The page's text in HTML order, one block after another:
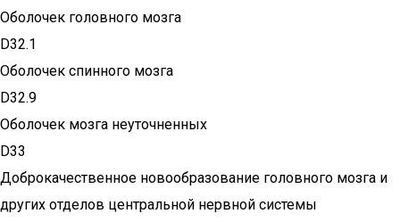
Оболочек головного мозга
D32.1
Оболочек спинного мозга
D32.9
Оболочек мозга неуточненных
D33
Доброкачественное новообразование головного мозга и
других отделов центральной нервной системы